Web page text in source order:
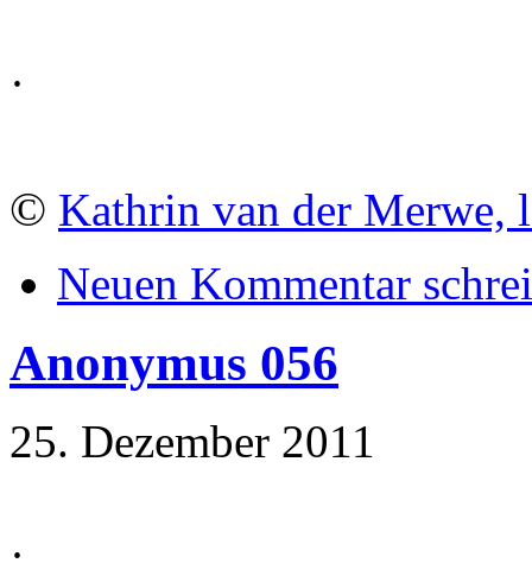
·
© Kathrin van der Merwe,
Neuen Kommentar
Anonymus 056
25. Dezember 2011
·